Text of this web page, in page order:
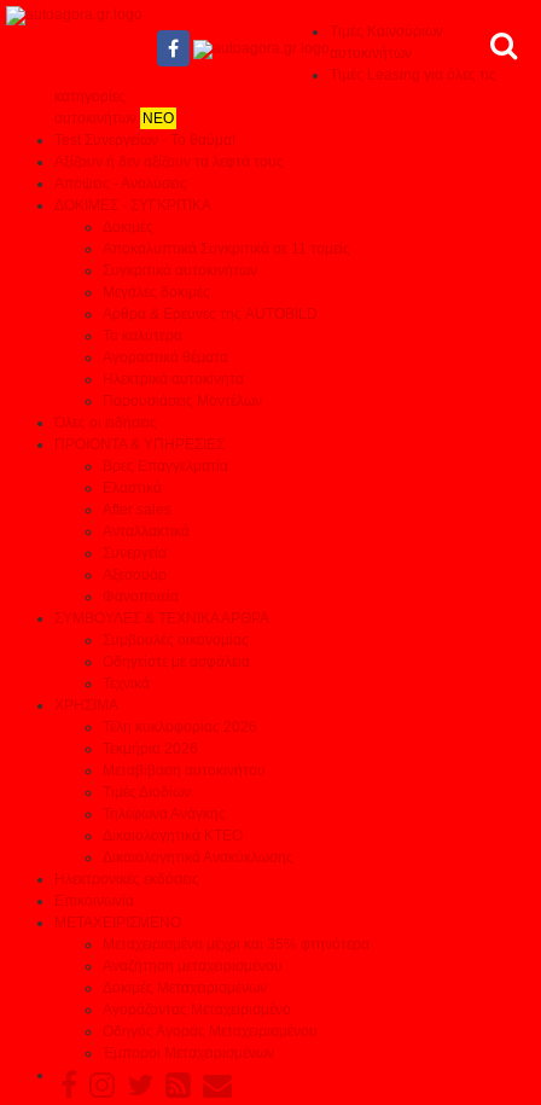
Τιμές Καινούριων
αυτοκινήτων
Τιμές Leasing για όλες τις
κατηγορίες
αυτοκινήτων ΝΕΟ
Test Συνεργείων - Το θαύμα!
Αξίζουν ή δεν αξίζουν τα λεφτά τους
Απόψεις - Αναλύσεις
ΔΟΚΙΜΕΣ - ΣΥΓΚΡΙΤΙΚΑ
Δοκιμές
Αποκαλυπτικά Συγκριτικά σε 11 τομείς
Συγκριτικά αυτοκινήτων
Μεγάλες δοκιμές
Αρθρα & Ερευνες της AUTOBILD
Τα καλύτερα
Αγοραστικά θέματα
Ηλεκτρικά αυτοκίνητα
Παρουσιάσεις Μοντέλων
Όλες οι ειδήσεις
ΠΡΟΙΟΝΤΑ & ΥΠΗΡΕΣΙΕΣ
Βρες Επαγγελματία
Ελαστικά
After sales
Ανταλλακτικά
Συνεργεία
Αξεσουάρ
Φανοποιεία
ΣΥΜΒΟΥΛΕΣ & ΤΕΧΝΙΚΑ ΑΡΘΡΑ
Συμβουλές οικονομίας
Οδηγείστε με ασφάλεια
Τεχνικά
ΧΡΗΣΙΜΑ
Τέλη κυκλοφορίας 2026
Τεκμήρια 2026
Μεταβίβαση αυτοκινήτου
Τιμές Διοδίων
Τηλέφωνα Ανάγκης
Δικαιολογητικά ΚΤΕΟ
Δικαιολογητικά Ανακύκλωσης
Ηλεκτρονικές εκδόσεις
Επικοινωνία
ΜΕΤΑΧΕΙΡΙΣΜΕΝΟ
Μεταχειρισμένα μέχρι και 35% φτηνότερα
Αναζήτηση μεταχειρισμένου
Δοκιμές Μεταχειρισμένων
Αγοράζοντας Μεταχειρισμένο
Οδηγός Αγοράς Μεταχειρισμένου
Έμποροι Μεταχειρισμένων